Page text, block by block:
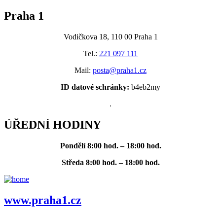
Praha 1
Vodičkova 18, 110 00 Praha 1
Tel.: 221 097 111
Mail: posta@praha1.cz
ID datové schránky: b4eb2my
.
ÚŘEDNÍ HODINY
Pondělí 8:00 hod. – 18:00 hod.
Středa 8:00 hod. – 18:00 hod.
www.praha1.cz